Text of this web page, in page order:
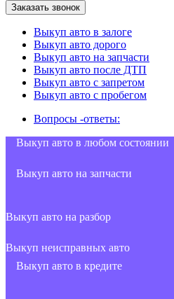
Заказать звонок
Выкуп авто в залоге
Выкуп авто дорого
Выкуп авто на запчасти
Выкуп авто после ДТП
Выкуп авто с запретом
Выкуп авто с пробегом
Вопросы -ответы:
Выкуп авто в любом состоянии
Выкуп авто на запчасти
Выкуп авто на разбор
Выкуп неисправных авто
Выкуп авто в кредите